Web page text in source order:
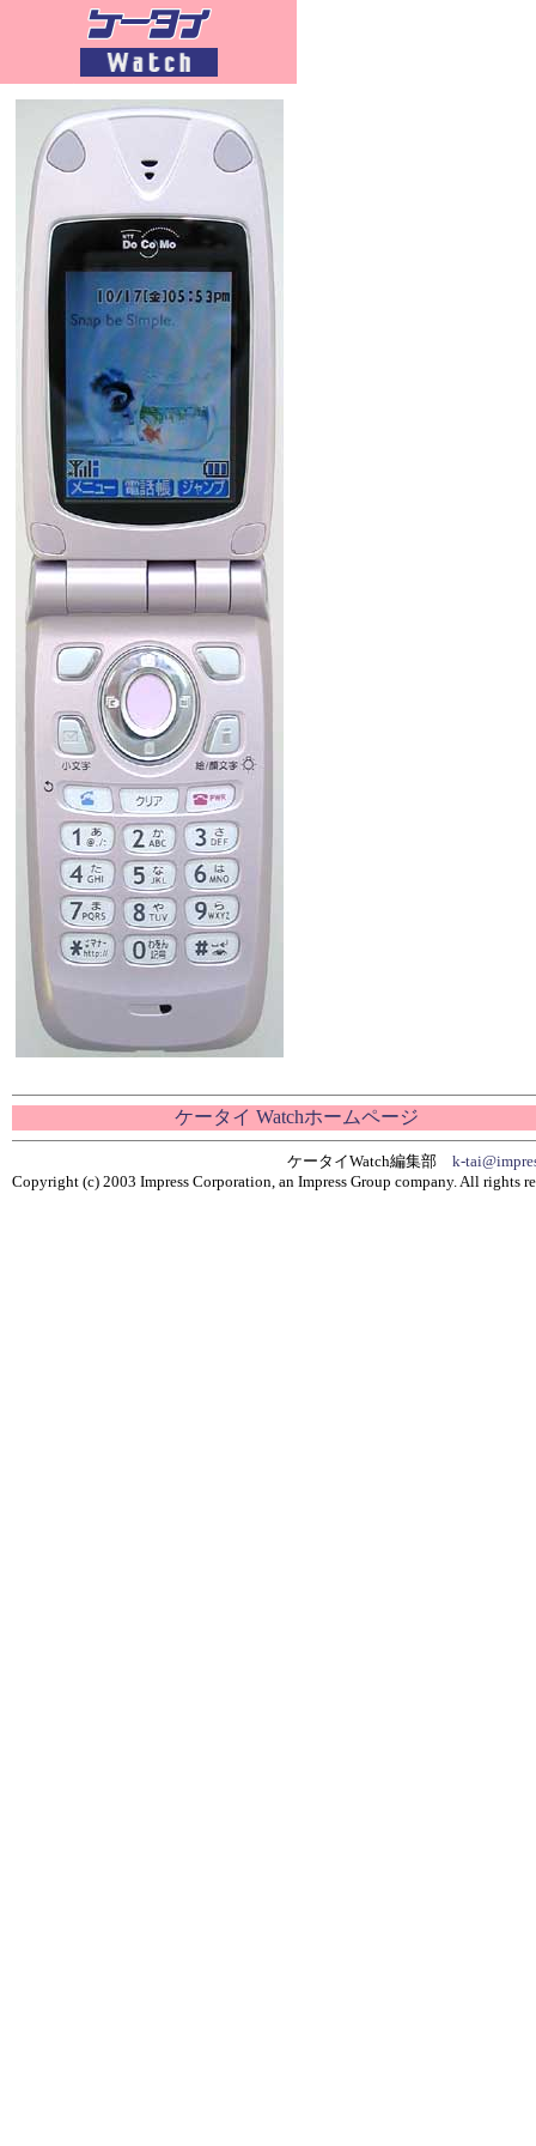
ケータイ Watchホームページ
ケータイWatch編集部 k-
Copyright (c) 2003 Impress Corporation, an Impress Group company. All rights